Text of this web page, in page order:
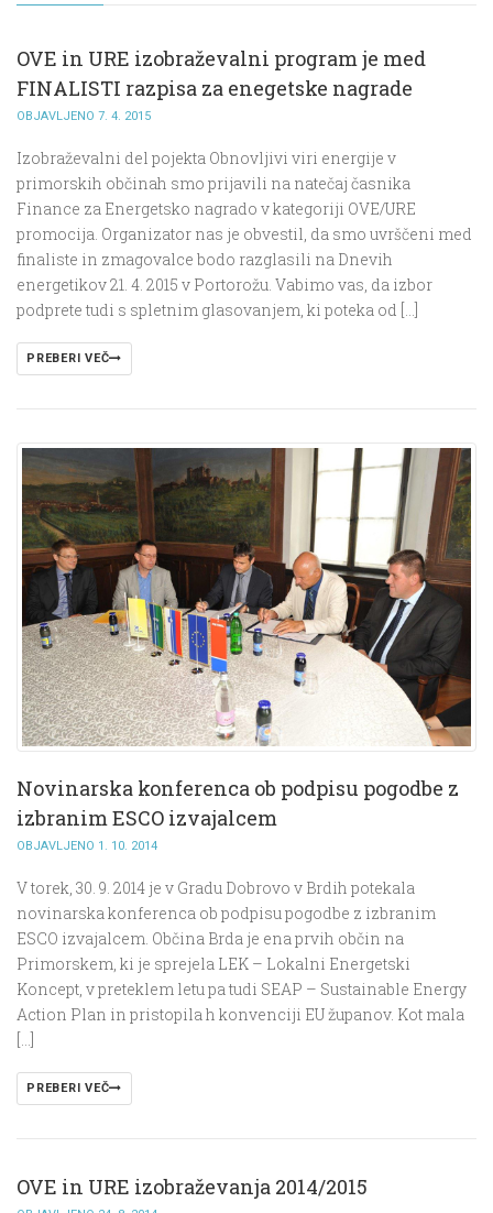
OVE in URE izobraževalni program je med
FINALISTI razpisa za enegetske nagrade
OBJAVLJENO 7. 4. 2015
Izobraževalni del pojekta Obnovljivi viri energije v
primorskih občinah smo prijavili na natečaj časnika
Finance za Energetsko nagrado v kategoriji OVE/URE
promocija. Organizator nas je obvestil, da smo uvrščeni med
finaliste in zmagovalce bodo razglasili na Dnevih
energetikov 21. 4. 2015 v Portorožu. Vabimo vas, da izbor
podprete tudi s spletnim glasovanjem, ki poteka od […]
PREBERI VEČ
Novinarska konferenca ob podpisu pogodbe z
izbranim ESCO izvajalcem
OBJAVLJENO 1. 10. 2014
V torek, 30. 9. 2014 je v Gradu Dobrovo v Brdih potekala
novinarska konferenca ob podpisu pogodbe z izbranim
ESCO izvajalcem. Občina Brda je ena prvih občin na
Primorskem, ki je sprejela LEK – Lokalni Energetski
Koncept, v preteklem letu pa tudi SEAP – Sustainable Energy
Action Plan in pristopila h konvenciji EU županov. Kot mala
[…]
PREBERI VEČ
OVE in URE izobraževanja 2014/2015